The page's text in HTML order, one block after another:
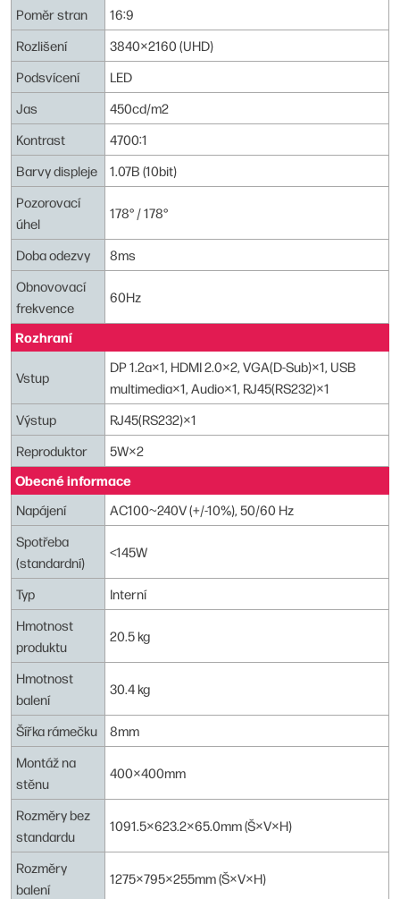
Poměr stran
16:9
Rozlišení
3840×2160 (UHD)
Podsvícení
LED
Jas
450cd/m2
Kontrast
4700:1
Barvy displeje
1.07B (10bit)
Pozorovací
úhel
178° / 178°
Doba odezvy
8ms
Obnovovací
frekvence
60Hz
Rozhraní
Vstup
DP 1.2a×1, HDMI 2.0×2, VGA(D-Sub)×1, USB
multimedia×1, Audio×1, RJ45(RS232)×1
Výstup
RJ45(RS232)×1
Reproduktor
5W×2
Obecné informace
Napájení
AC100~240V (+/-10%), 50/60 Hz
Spotřeba
(standardní)
<145W
Typ
Interní
Hmotnost
produktu
20.5 kg
Hmotnost
balení
30.4 kg
Šířka rámečku
8mm
Montáž na
stěnu
400×400mm
Rozměry bez
standardu
1091.5×623.2×65.0mm (Š×V×H)
Rozměry
balení
1275×795×255mm (Š×V×H)